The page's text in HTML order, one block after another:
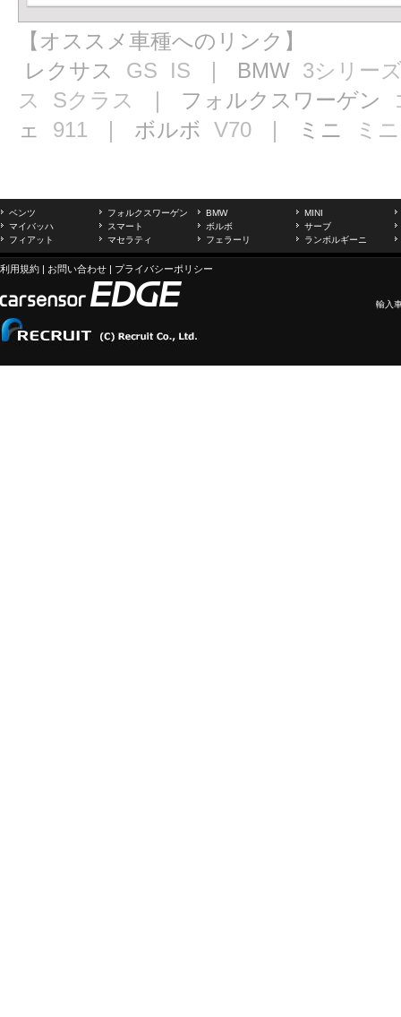
【オススメ車種へのリンク】
レクサス GS IS ｜ BMW 3シリー
ス
Sクラス ｜ フォルクスワーゲン
ェ 911 ｜ ボルボ V70 ｜ ミニ ミニ
ベンツ フォルクスワーゲン BMW
MINI
マイバッハ
スマート ボルボ
サーブ
フィアット
マセラティ フェラーリ ランボルギーニ
利用規約 | お問い合わせ | プライバシーポリシー
輸入